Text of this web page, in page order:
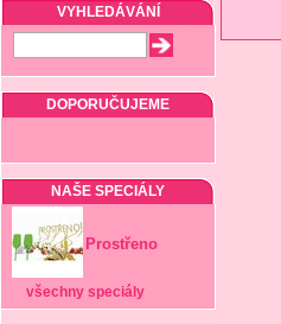
VYHLEDÁVÁNÍ
DOPORUČUJEME
NAŠE SPECIÁLY
Prostřeno
všechny speciály